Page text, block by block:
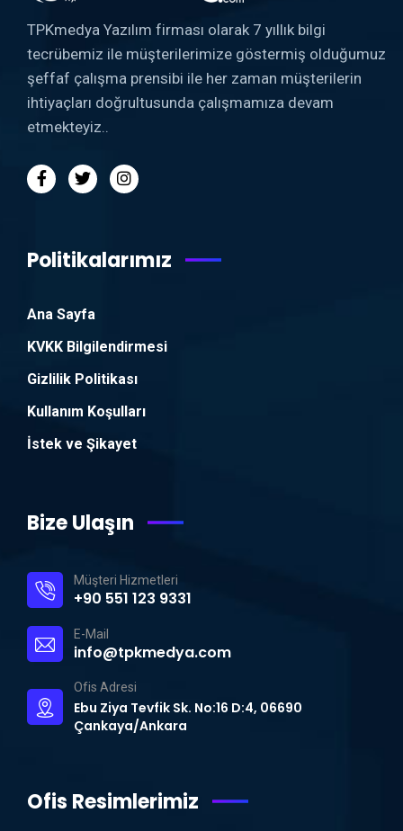
TPKmedya Yazılım firması olarak 7 yıllık bilgi
tecrübemiz ile müşterilerimize göstermiş olduğumuz
şeffaf çalışma prensibi ile her zaman müşterilerin
ihtiyaçları doğrultusunda çalışmamıza devam
etmekteyiz..
Politikalarımız
Ana Sayfa
KVKK Bilgilendirmesi
Gizlilik Politikası
Kullanım Koşulları
İstek ve Şikayet
Bize Ulaşın
Müşteri Hizmetleri
+90 551 123 9331
E-Mail
info@tpkmedya.com
Ofis Adresi
Ebu Ziya Tevfik Sk. No:16 D:4, 06690
Çankaya/Ankara
Ofis Resimlerimiz